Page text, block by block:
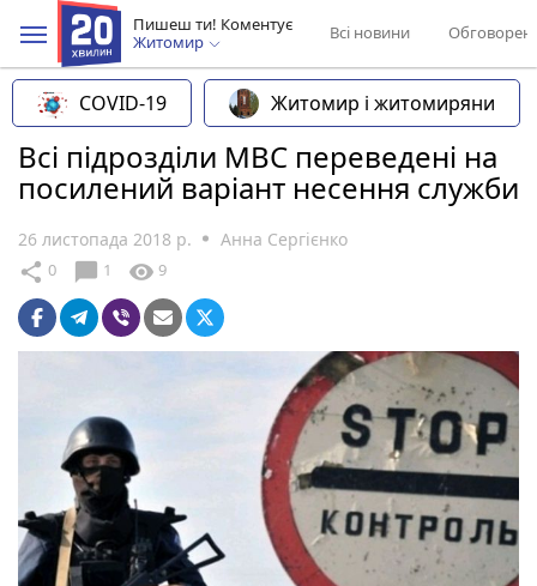
Пишеш ти! Коментує
Житомир
Всі новини
COVID-19 Житомир і житомиряни
Всі підрозділи МВС переведені на
посилений варіант несення служби
26 листопада 2018 р. Анна Сергієнко
share 0 chat_bubble 1 visibility 9